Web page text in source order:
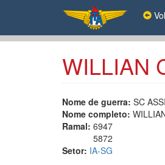
conteúdo
WILLIAN
Nome de guerra: SC
Nome completo:
Ramal: 6947
5872
Setor: IA‐SG